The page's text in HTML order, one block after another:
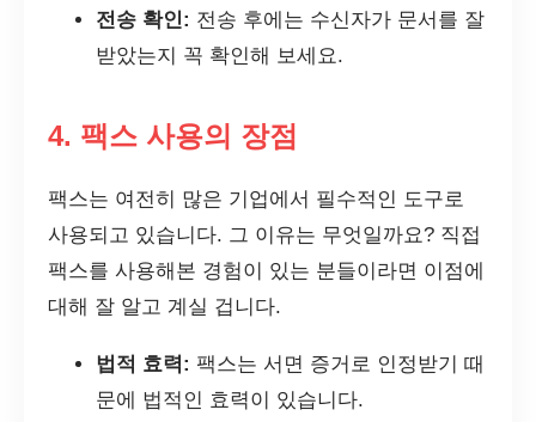
전송 확인: 전송 후에는 수신자가 문서를 잘
받았는지 꼭 확인해 보세요.
4. 팩스 사용의 장점
팩스는 여전히 많은 기업에서 필수적인 도구로
사용되고 있습니다. 그 이유는 무엇일까요? 직접
팩스를 사용해본 경험이 있는 분들이라면 이점에
대해 잘 알고 계실 겁니다.
법적 효력: 팩스는 서면 증거로 인정받기 때
문에 법적인 효력이 있습니다.